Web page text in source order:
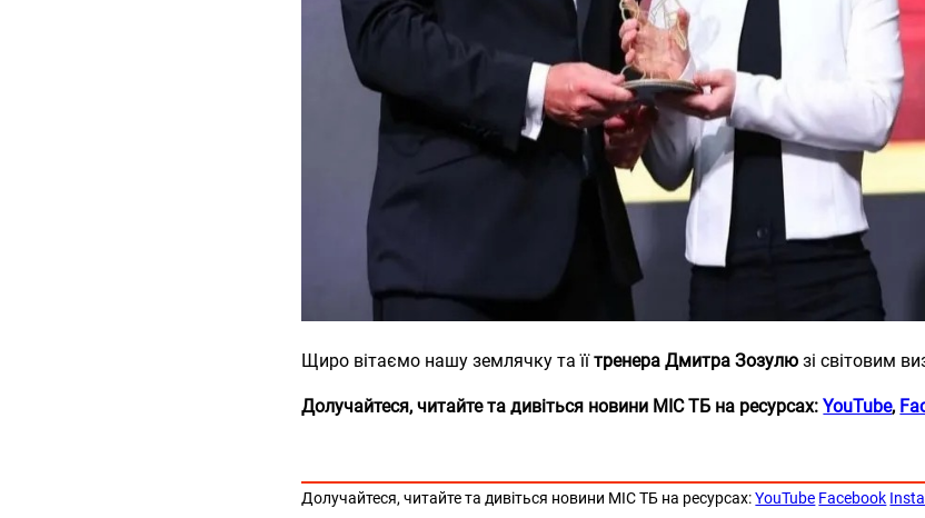
Щиро вітаємо нашу землячку та їїтренера Дмитра Зозулю зі світовим
Долучайтеся, читайте та дивіться новини МІС ТБ на ресурсах:YouTube,
Долучайтеся, читайте та дивіться новини МІС ТБ на ресурсах:YouTube Facebook